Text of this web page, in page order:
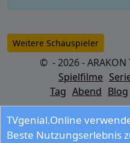
TVgenial.Online
Beste Nutzungserlebnis
Weitere Schauspieler
© - 2026 -
Spielfilme
Tag Abend Blog